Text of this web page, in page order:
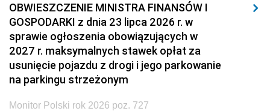
OBWIESZCZENIE MINISTRA FINANSÓW I
GOSPODARKI z dnia 23 lipca 2026 r. w
sprawie ogłoszenia obowiązujących w
2027 r. maksymalnych stawek opłat za
usunięcie pojazdu z drogi i jego parkowanie
na parkingu strzeżonym
Monitor Polski rok 2026 poz. 727